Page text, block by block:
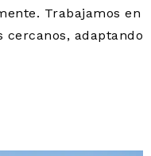
Trabajamos en
adaptando